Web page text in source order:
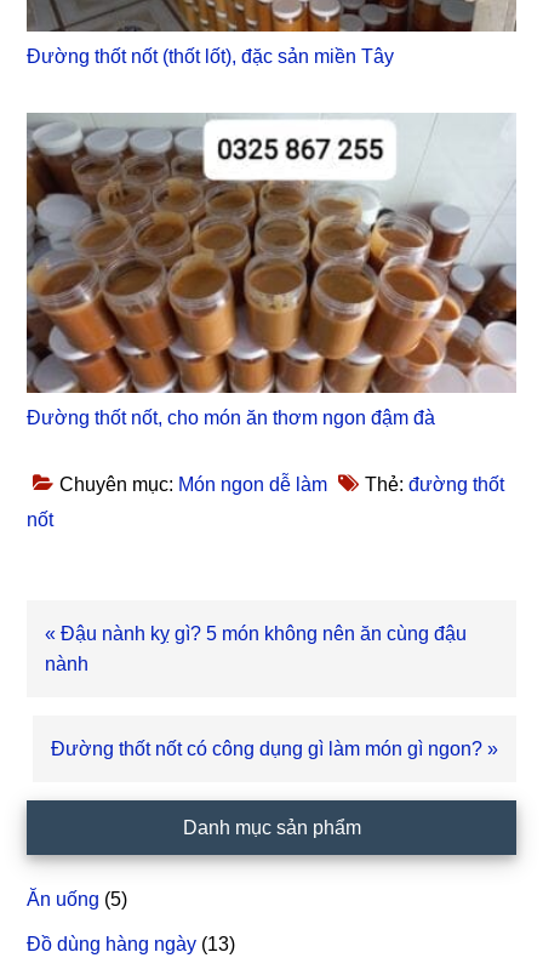
Đường thốt nốt (thốt lốt), đặc sản miền Tây
Đường thốt nốt, cho món ăn thơm ngon đậm đà
Chuyên mục: Món ngon dễ làm Thẻ:đường thốt
nốt
Bài
viết
« Đậu nành kỵ gì? 5 món không nên ăn cùng đậu
nành
Bài
Đường thốt nốt có công dụng gì làm món gì ngon? »
chính
Danh mục sản phẩm
Ăn uống (5)
Đồ dùng hàng ngày (13)